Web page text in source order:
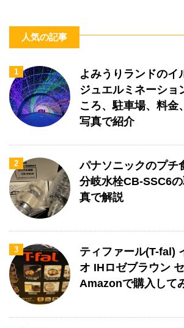
人気の記事
1
よみうりランドのイ
ジュエルミネーショ
ころ、駐車場、料金
写真で紹介
2
パナソニックのプチ
分岐水栓CB-SSC6
真で解説
3
ティファール(T-fal)
オ IHロゼブラウン
Amazonで購入して